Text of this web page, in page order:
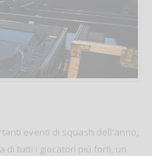
eventi di squash dell'anno,
di tutti i giocatori più forti, un